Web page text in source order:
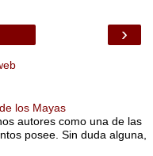
›
los Mayas
autores como una de las
posee. Sin duda alguna,